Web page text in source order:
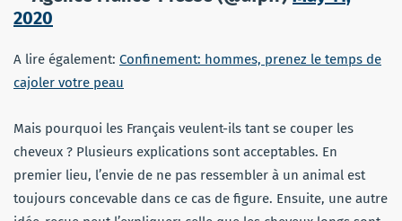
2020
A lire également: Confinement: hommes, prenez le temps de
cajoler votre peau
Mais pourquoi les Français veulent-ils tant se couper les
cheveux ? Plusieurs explications sont acceptables. En
premier lieu, l’envie de ne pas ressembler à un animal est
toujours concevable dans ce cas de figure. Ensuite, une autre